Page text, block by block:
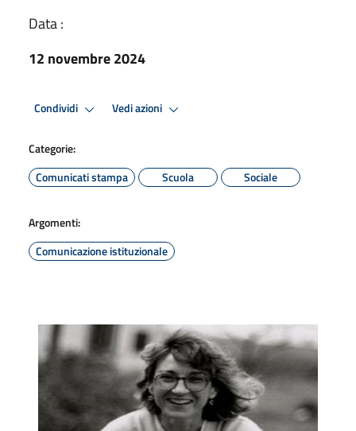
Data :
12 novembre 2024
Condividi Vedi azioni
Categorie:
Comunicati stampa
Scuola Sociale
Argomenti:
Comunicazione istituzionale